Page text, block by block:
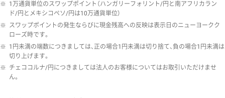
※ 1万通貨単位のスワップポイント（ハンガリーフォリント/円と南アフリカラン
ド/円とメキシコペソ/円は10万通貨単位）
※ スワップポイントの発生ならびに現金残高への反映は表示日のニューヨークク
ローズ時です。
※ 1円未満の端数につきましては、正の場合1円未満は切り捨て、負の場合1円未満は
切り上げます。
※ チェココルナ/円につきましては法人のお客様についてはお取引いただけませ
ん。